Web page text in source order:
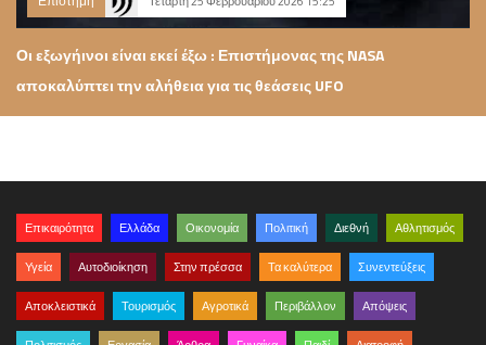
Οι εξωγήινοι είναι εκεί έξω : Επιστήμονας της NASA
αποκαλύπτει την αλήθεια για τις θεάσεις UFO
Επικαιρότητα Ελλάδα Οικονομία Πολιτική Διεθνή Αθλητισμός
Υγεία Αυτοδιοίκηση Στην πρέσσα Τα καλύτερα Συνεντεύξεις
Αποκλειστικά Τουρισμός Αγροτικά Περιβάλλον Απόψεις